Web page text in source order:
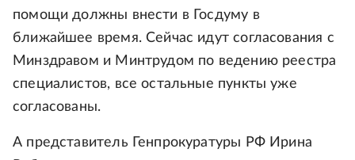
помощи должны внести в Госдуму в
ближайшее время. Сейчас идут согласования с
Минздравом и Минтрудом по ведению реестра
специалистов, все остальные пункты уже
согласованы.
А представитель Генпрокуратуры РФ Ирина